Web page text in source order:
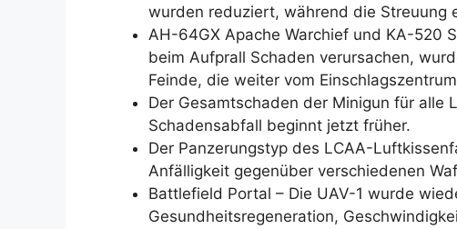
wurden reduziert, während die Streuung
AH-64GX Apache Warchief und KA-520
beim Aufprall Schaden verursachen,
Feinde, die weiter vom
Der Gesamtschaden der Minigun für
Schadensabfall beginnt jetzt früher.
Der Panzerungstyp des LCAA-
Anfälligkeit gegenüber verschiedenen
Battlefield Portal – Die UAV-1 wurde
Gesundheitsregeneration,